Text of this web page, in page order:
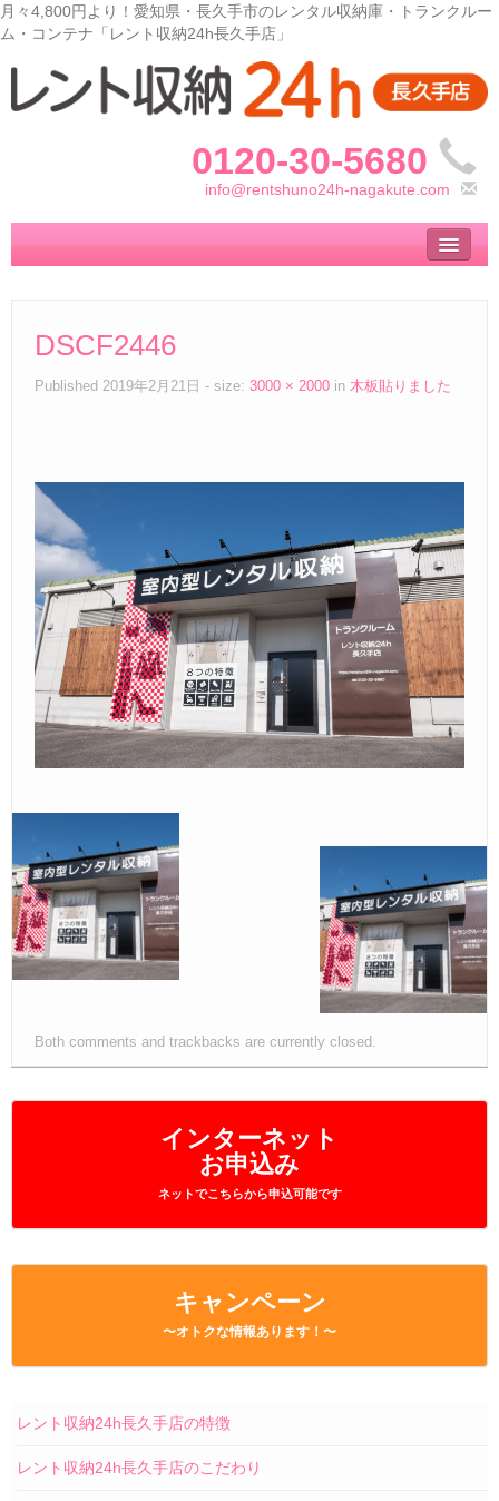
月々4,800円より！愛知県・長久手市のレンタル収納庫・トランクルー
ム・コンテナ「レント収納24h長久手店」
0120-30-5680
info@rentshuno24h-nagakute.com
トップ
– Top –
サイズ料金
– Faq –
ご見学
– Tour –
ご契約の流れ
– Agreement –
交通アクセス
– Access –
インターネット
お申込み
ネットでこちらから申込可能です
キャンペーン
〜オトクな情報あります！〜
レント収納24h長久手店の特徴
レント収納24h長久手店のこだわり
DSCF2446
Published 2019年2月21日 - size: 3000 × 2000 in 木板貼りました
Both comments and trackbacks are currently closed.